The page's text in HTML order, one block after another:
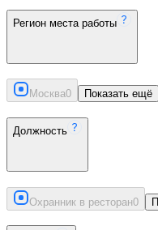
Регион места работы
Москва0 Показать ещё
Должность
Охранник в ресторан0